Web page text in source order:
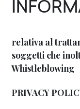
relativa al
soggetti che
Whistleblowing
PRIVACY